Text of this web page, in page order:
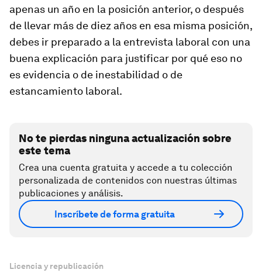
apenas un año en la posición anterior, o después
de llevar más de diez años en esa misma posición,
debes ir preparado a la entrevista laboral con una
buena explicación para justificar por qué eso no
es evidencia o de inestabilidad o de
estancamiento laboral.
No te pierdas ninguna actualización sobre
este tema
Crea una cuenta gratuita y accede a tu colección
personalizada de contenidos con nuestras últimas
publicaciones y análisis.
Inscríbete de forma gratuita
Licencia y republicación